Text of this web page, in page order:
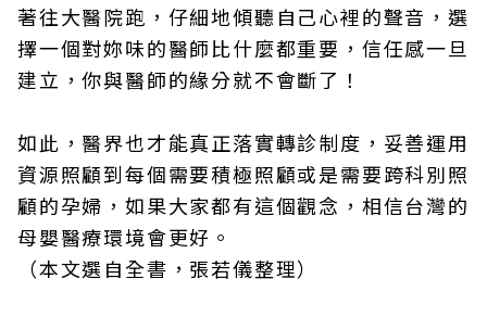
著往大醫院跑，仔細地傾聽自己心裡的聲音，選
擇一個對妳味的醫師比什麼都重要，信任感一旦
建立，你與醫師的緣分就不會斷了！
如此，醫界也才能真正落實轉診制度，妥善運用
資源照顧到每個需要積極照顧或是需要跨科別照
顧的孕婦，如果大家都有這個觀念，相信台灣的
母嬰醫療環境會更好。
（本文選自全書，張若儀整理）